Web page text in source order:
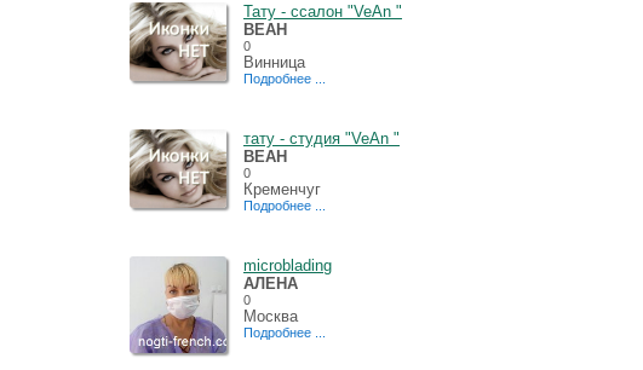
Тату - cсалон "VeAn "
ВЕАН
0
Винница
Подробнее ...
тату - cтудия "VeAn "
ВЕАН
0
Кременчуг
Подробнее ...
microblading
АЛЕНА
0
Москва
Подробнее ...